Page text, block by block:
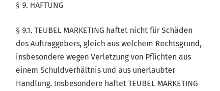
§ 9. HAFTUNG
§ 9.1. TEUBEL MARKETING haftet nicht für Schäden
des Auftraggebers, gleich aus welchem Rechtsgrund,
insbesondere wegen Verletzung von Pflichten aus
einem Schuldverhältnis und aus unerlaubter
Handlung. Insbesondere haftet TEUBEL MARKETING